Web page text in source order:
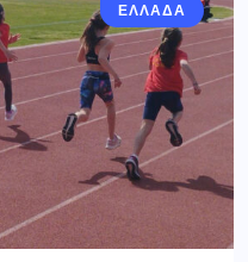
ΕΛΛΑΔΑ